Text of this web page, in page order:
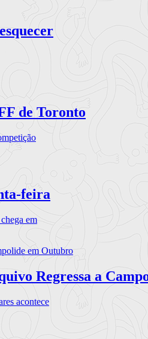
de Toronto
feira
em
Regressa a
acontece